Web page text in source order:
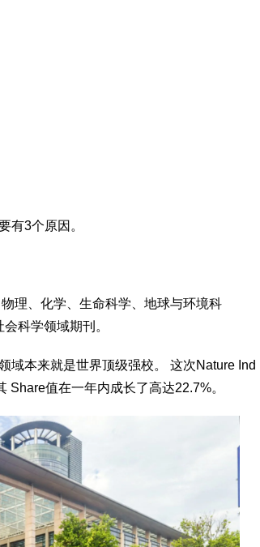
有3个原因。
理、化学、生命科学、地球与环境科
科学领域期刊。
域本来就是世界顶级强校。 这次Nature Ind
Share值在一年内成长了高达22.7%。